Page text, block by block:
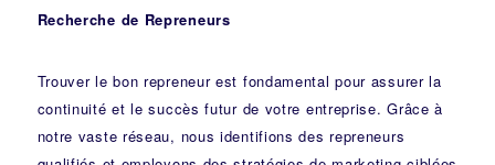
Recherche de Repreneurs
Trouver le bon repreneur est fondamental pour assurer la
continuité et le succès futur de votre entreprise. Grâce à
notre vaste réseau, nous identifions des repreneurs